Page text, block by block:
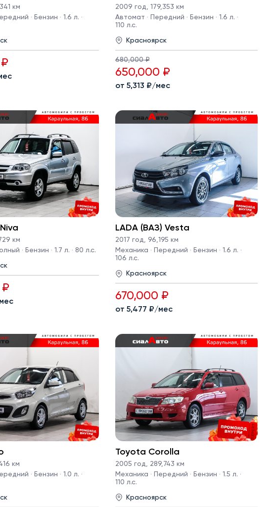
км
· Бензин · 1.6 л. ·
2009 год
179,353 км
Автомат · Передний · Бензин · 1.6 л. ·
110 л.с.
Красноярск
680,000 ₽
650,000 ₽
от 5,313 ₽/мес
км
· Бензин · 1.7 л. · 80 л.с.
₽
LADA (ВАЗ) Vesta
2017 год, 96,195 км
Механика · Передний · Бензин · 1.6 л. ·
106 л.с.
Красноярск
670,000 ₽
от 5,477 ₽/мес
км
· Бензин · 1.0 л. ·
Toyota Corolla
2005 год
289,743 км
Механика · Передний · Бензин · 1.5 л. ·
110 л.с.
Красноярск